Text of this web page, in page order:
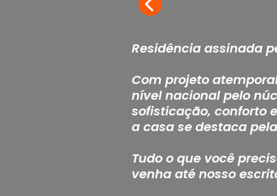
Residência assinada
Com projeto
nível nacional pelo
sofisticação, conforto
a casa se destaca
Tudo o que você
venha até nosso